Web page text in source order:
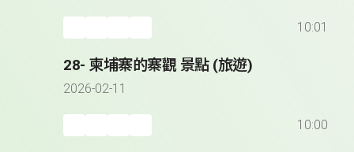
10:01
28- 柬埔寨的寨觀 景點 (旅遊)
2026-02-11
10:00